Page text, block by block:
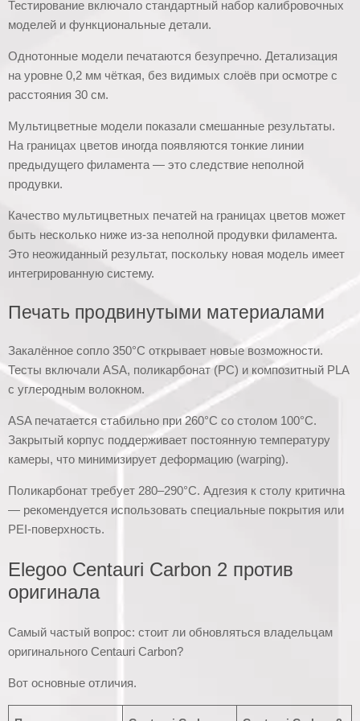
Тестирование включало стандартный набор калибровочных
моделей и функциональные детали.
Однотонные модели печатаются безупречно. Детализация
на уровне 0,2 мм чёткая, без видимых слоёв при осмотре с
расстояния 30 см.
Мультицветные модели показали смешанные результаты.
На границах цветов иногда появляются тонкие линии
предыдущего филамента — это следствие неполной
продувки.
Качество мультицветных печатей на границах цветов может
быть несколько ниже из-за неполной продувки филамента.
Это неожиданный результат, поскольку новая модель имеет
интегрированную систему.
Печать продвинутыми материалами
Закалённое сопло 350°C открывает новые возможности.
Тесты включали ASA, поликарбонат (PC) и композитный PLA
с углеродным волокном.
ASA печатается стабильно при 260°C со столом 100°C.
Закрытый корпус поддерживает постоянную температуру
камеры, что минимизирует деформацию (warping).
Поликарбонат требует 280–290°C. Адгезия к столу критична
— рекомендуется использовать специальные покрытия или
PEI-поверхность.
Elegoo Centauri Carbon 2 против
оригинала
Самый частый вопрос: стоит ли обновляться владельцам
оригинального Centauri Carbon?
Вот основные отличия.